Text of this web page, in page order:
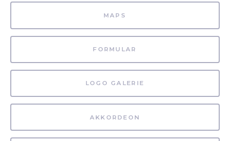
MAPS
FORMULAR
LOGO GALERIE
AKKORDEON